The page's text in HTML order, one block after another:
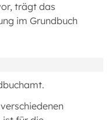
trägt das
im Grundbuch